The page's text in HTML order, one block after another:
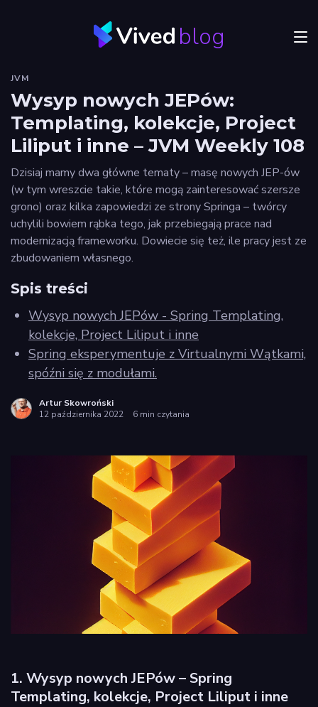
blog
JVM
Craftsmanship
Frontend
Autorzy
Odkryj
Vived
Privacy
policy
JVM
Wysyp nowych JEPów:
Templating, kolekcje, Project
Liliput i inne – JVM Weekly 108
Dzisiaj mamy dwa główne tematy – masę nowych JEP-ów
(w tym wreszcie takie, które mogą zainteresować szersze
grono) oraz kilka zapowiedzi ze strony Springa – twórcy
uchylili bowiem rąbka tego, jak przebiegają prace nad
modernizacją frameworku. Dowiecie się też, ile pracy jest ze
zbudowaniem własnego.
Spis treści
Wysyp nowych JEPów - Spring Templating,
kolekcje, Project Liliput i inne
Spring eksperymentuje z Virtualnymi Wątkami,
spóźni się z modułami.
Artur Skowroński
12 października 2022
6 min czytania
1. Wysyp nowych JEPów – Spring
Templating, kolekcje, Project Liliput i inne